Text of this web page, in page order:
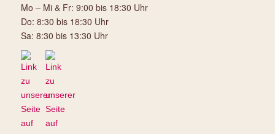
Mo – Mi & Fr: 9:00 bis 18:30 Uhr
Do: 8:30 bis 18:30 Uhr
Sa: 8:30 bis 13:30 Uhr